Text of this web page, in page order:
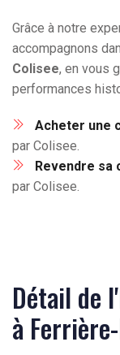
Grâce à notre
accompagnons
Colisee, en vous
performances
Acheter une
par Colisee.
Revendre sa
par Colisee.
Détail de
à